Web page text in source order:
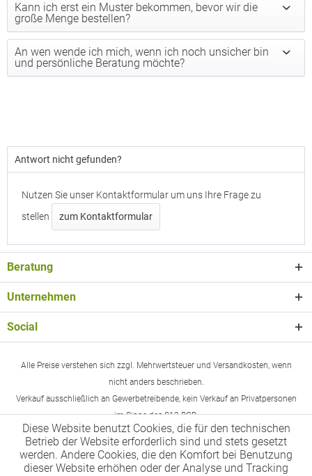
Kann ich erst ein Muster bekommen, bevor wir die
große Menge bestellen?
An wen wende ich mich, wenn ich noch unsicher bin
und persönliche Beratung möchte?
Antwort nicht gefunden?
Nutzen Sie unser Kontaktformular um uns Ihre Frage zu
stellen
zum Kontaktformular
Beratung
Unternehmen
Social
Alle Preise verstehen sich zzgl. Mehrwertsteuer und Versandkosten, wenn
nicht anders beschrieben.
Verkauf ausschließlich an Gewerbetreibende, kein Verkauf an Privatpersonen
im Sinne des §13 BGB.
Diese Website benutzt Cookies, die für den technischen
Betrieb der Website erforderlich sind und stets gesetzt
werden. Andere Cookies, die den Komfort bei Benutzung
dieser Website erhöhen oder der Analyse und Tracking